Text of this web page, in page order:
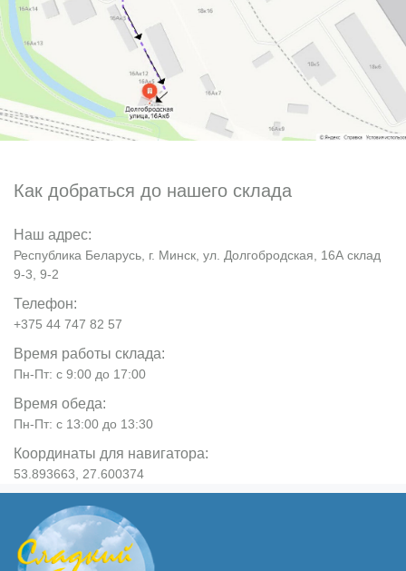
Как добраться до нашего склада
Наш адрес:
Республика Беларусь, г. Минск, ул. Долгобродская, 16А склад
9-3, 9-2
Телефон:
+375 44 747 82 57
Время работы склада:
Пн-Пт: с 9:00 до 17:00
Время обеда:
Пн-Пт: с 13:00 до 13:30
Координаты для навигатора:
53.893663, 27.600374